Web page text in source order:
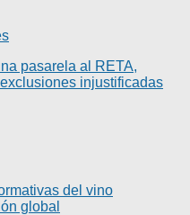
pasarela al RETA,
injustificadas
del vino
global